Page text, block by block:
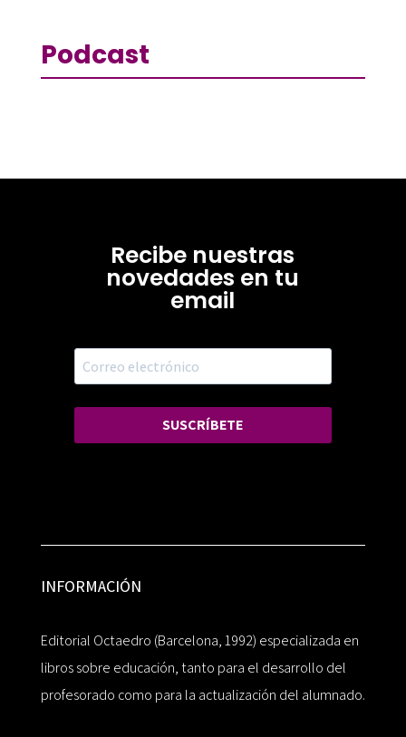
Podcast
Recibe nuestras
novedades en tu
email
SUSCRÍBETE
INFORMACIÓN
Editorial Octaedro (Barcelona, 1992) especializada en
libros sobre educación, tanto para el desarrollo del
profesorado como para la actualización del alumnado.